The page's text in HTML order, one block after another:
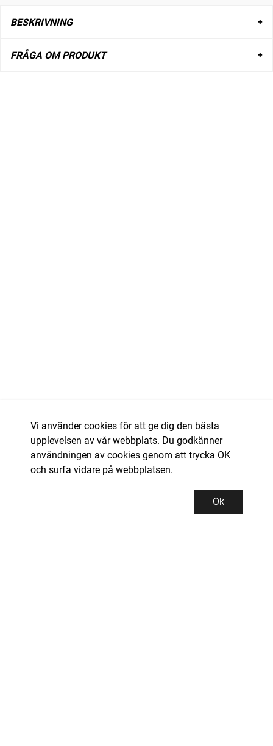
BESKRIVNING
FRÅGA OM PRODUKT
Vi använder cookies för att ge dig den bästa
upplevelsen av vår webbplats. Du godkänner
användningen av cookies genom att trycka OK
och surfa vidare på webbplatsen.
Ok